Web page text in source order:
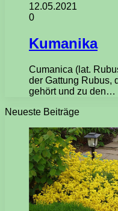
12.05.2021
0
Kumanika
Cumanica (lat.
der Gattung Rubus,
gehört und zu den…
Neueste Beiträge